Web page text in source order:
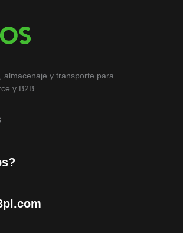
almacenaje y transporte para
y B2B.